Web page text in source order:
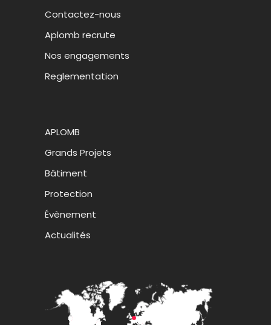
Contactez-nous
Aplomb recrute
Nos engagements
Reglementation
APLOMB
Grands Projets
Bâtiment
Protection
Évènement
Actualités